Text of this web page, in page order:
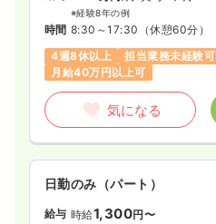
※経験8年の例
時間 8:30～17:30 （休憩60分）
4週8休以上
担当業務未経験可
月給40万円以上可
気になる
日勤のみ（パート）
給与 時給1,300円〜